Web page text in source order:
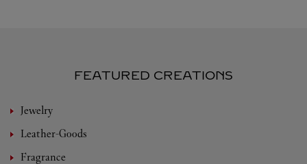
FEATURED CREATIONS
Jewelry
Leather-Goods
Fragrance